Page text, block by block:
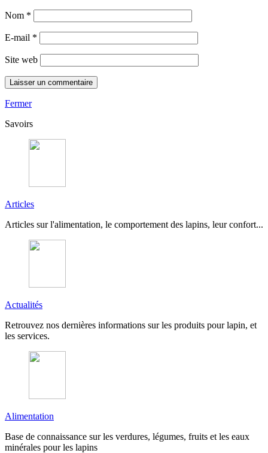
Nom *
E-mail *
Site web
Fermer
Savoirs
Articles
Articles sur l'alimentation, le comportement des lapins, leur confort...
Actualités
Retrouvez nos dernières informations sur les produits pour lapin, et
les services.
Alimentation
Base de connaissance sur les verdures, légumes, fruits et les eaux
minérales pour les lapins